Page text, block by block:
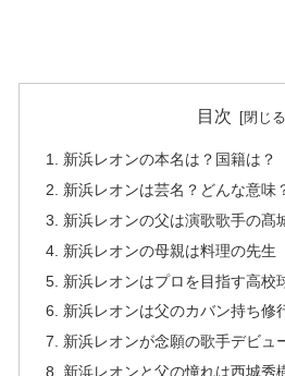
目次
新浜レオンの本名は？国籍は？
新浜レオンは芸名？どんな意味
新浜レオンの父は演歌歌手の髙
新浜レオンの母親は料理の先生
新浜レオンはプロを目指す高校
新浜レオンは父のカバン持ち修
新浜レオンが念願の歌手デビュ
新浜レオンと父の憧れは西城秀